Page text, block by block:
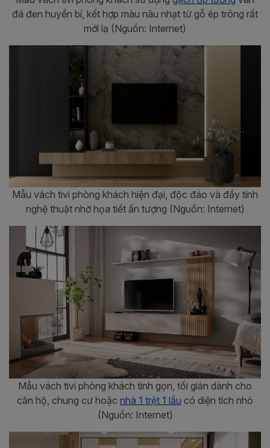
đá đen huyền bí, kết hợp màu nâu nhạt từ gỗ ép trông rất
mới lạ (Nguồn: Internet)
Mẫu vách tivi phòng khách hiện đại, độc đáo và đầy tính
nghệ thuật nhờ họa tiết ấn tượng (Nguồn: Internet)
Mẫu vách tivi phòng khách tinh gọn, tối giản dành cho
căn hộ, chung cư hoặc nhà 1 trệt 1 lầu có diện tích nhỏ
(Nguồn: Internet)